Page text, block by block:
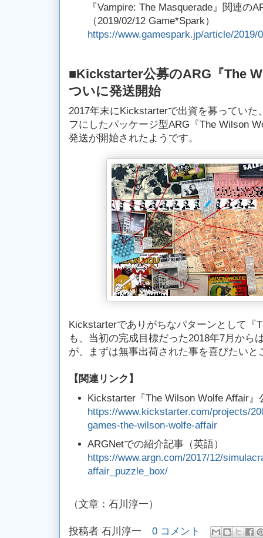
『Vampire: The Masquerade』関連の
（2019/02/12 Game*Spark）
https://www.gamespark.jp/article/2019/
■Kickstarter公募のARG『The
ついに発送開始
2017年末にKickstarterで出資を募っていた
フにしたパッケージ型ARG『The Wilson
発送が開始されたようです。
Kickstarterでありがちなパターンとして『
も、当初の完成目標だった2018年7月から
が、まずは無事出荷された事を喜びたいと
【 関連リンク 】
Kickstarter『The Wilson Wolfe Affair』
https://www.kickstarter.com/projects/
games-the-wilson-wolfe-affair
ARGNetでの紹介記事（英語）
https://www.argn.com/2017/12/
affair_puzzle_box/
（文章：石川淳一）
投稿者 石川淳一 0 コメント